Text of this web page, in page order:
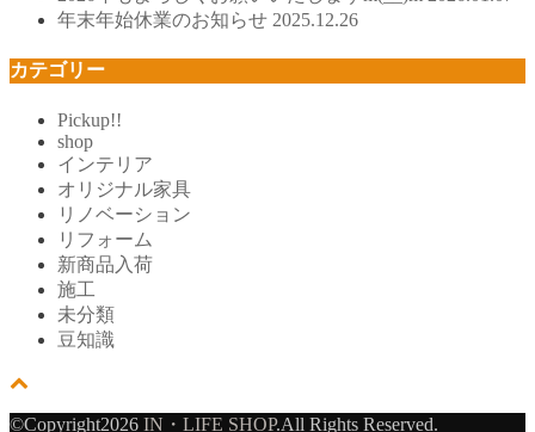
年末年始休業のお知らせ 2025.12.26
カテゴリー
Pickup!!
shop
インテリア
オリジナル家具
リノベーション
リフォーム
新商品入荷
施工
未分類
豆知識
©Copyright2026 IN・LIFE SHOP.All Rights Reserved.